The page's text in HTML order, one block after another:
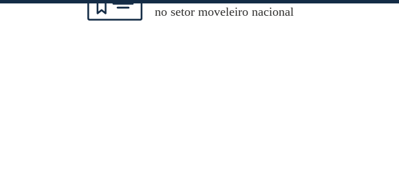
no setor moveleiro nacional